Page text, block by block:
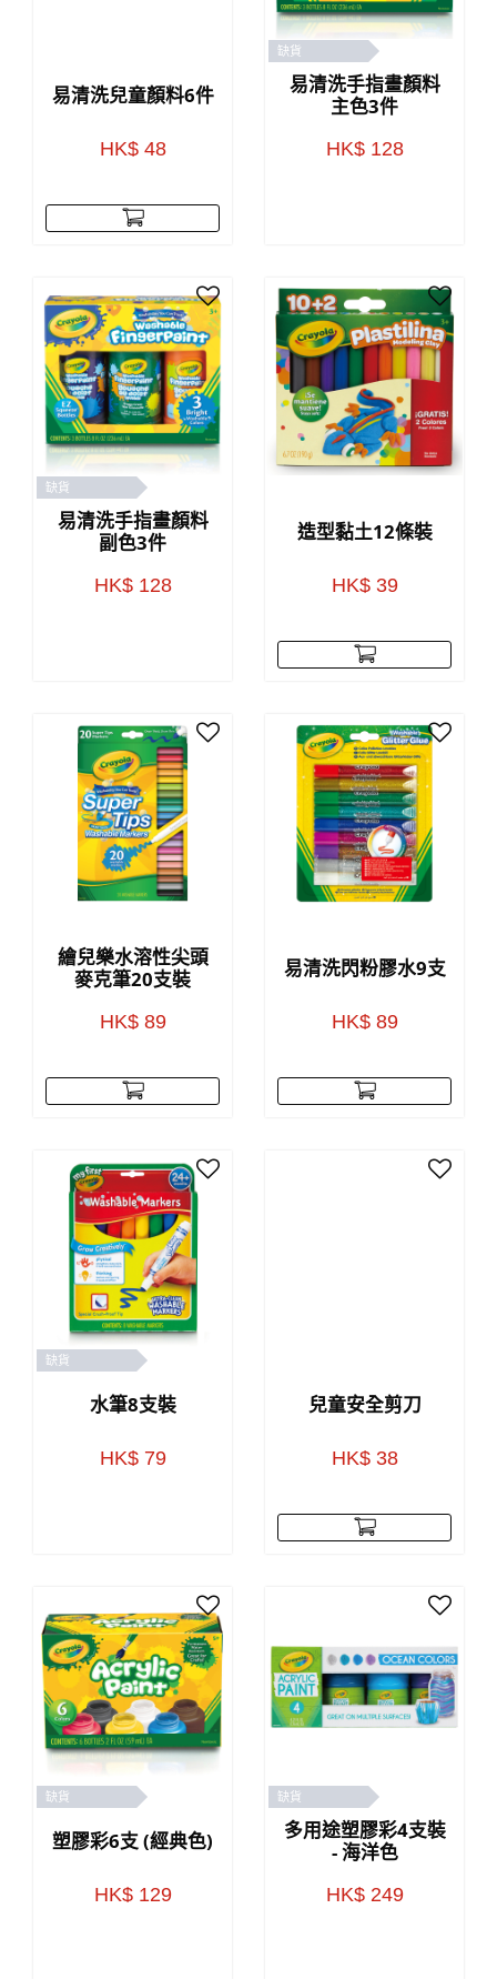
易清洗兒童顏料6件
HK$ 48
缺貨
易清洗手指畫顏料
主色3件
HK$ 128
缺貨
易清洗手指畫顏料
副色3件
HK$ 128
造型黏土12條裝
HK$ 39
繪兒樂水溶性尖頭
麥克筆20支裝
HK$ 89
易清洗閃粉膠水9支
HK$ 89
缺貨
水筆8支裝
HK$ 79
兒童安全剪刀
HK$ 38
缺貨
塑膠彩6支 (經典色)
HK$ 129
缺貨
多用途塑膠彩4支裝
- 海洋色
HK$ 249